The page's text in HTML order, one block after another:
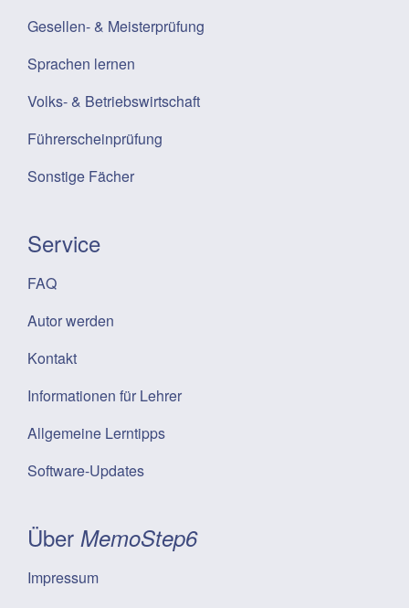
Gesellen- & Meisterprüfung
Sprachen lernen
Volks- & Betriebswirtschaft
Führerscheinprüfung
Sonstige Fächer
Service
FAQ
Autor werden
Kontakt
Informationen für Lehrer
Allgemeine Lerntipps
Software-Updates
Über MemoStep6
Impressum